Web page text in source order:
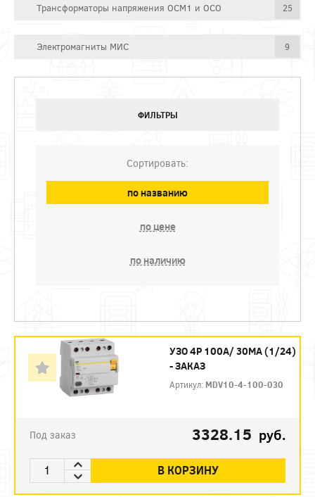
Трансформаторы напряжения ОСМ1 и ОСО 25
Электромагниты МИС 9
ФИЛЬТРЫ
Сортировать:
по названию
по цене
по наличию
УЗО 4P 100А/ 30МА (1/24)
- ЗАКАЗ
Артикул: MDV10-4-100-030
Под заказ 3328.15 руб.
В КОРЗИНУ